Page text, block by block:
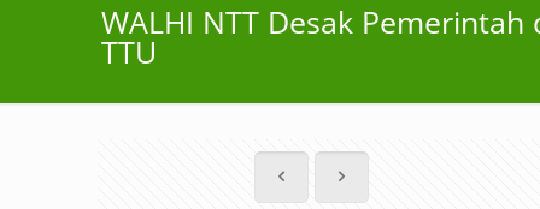
WALHI NTT Desak
TTU